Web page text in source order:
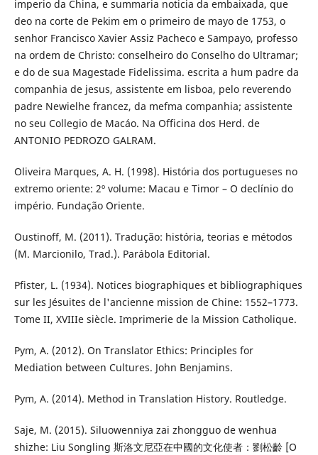
imperio da China, e summaria noticia da embaixada, que
deo na corte de Pekim em o primeiro de mayo de 1753, o
senhor Francisco Xavier Assiz Pacheco e Sampayo, professo
na ordem de Christo: conselheiro do Conselho do Ultramar;
e do de sua Magestade Fidelissima. escrita a hum padre da
companhia de jesus, assistente em lisboa, pelo reverendo
padre Newielhe francez, da mefma companhia; assistente
no seu Collegio de Macáo. Na Officina dos Herd. de
ANTONIO PEDROZO GALRAM.
Oliveira Marques, A. H. (1998). História dos portugueses no
extremo oriente: 2º volume: Macau e Timor – O declínio do
império. Fundação Oriente.
Oustinoff, M. (2011). Tradução: história, teorias e métodos
(M. Marcionilo, Trad.). Parábola Editorial.
Pfister, L. (1934). Notices biographiques et bibliographiques
sur les Jésuites de l'ancienne mission de Chine: 1552–1773.
Tome II, XVIIIe siècle. Imprimerie de la Mission Catholique.
Pym, A. (2012). On Translator Ethics: Principles for
Mediation between Cultures. John Benjamins.
Pym, A. (2014). Method in Translation History. Routledge.
Saje, M. (2015). Siluowenniya zai zhongguo de wenhua
shizhe: Liu Songling 斯洛文尼亞在中國的文化使者：劉松齡 [O